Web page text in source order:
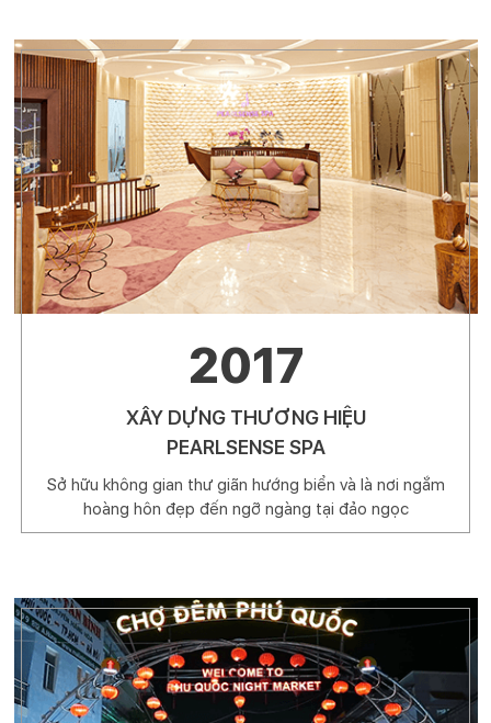
2017
XÂY DỰNG THƯƠNG HIỆU
PEARLSENSE SPA
Sở hữu không gian thư giãn hướng biển và là nơi ngắm
hoàng hôn đẹp đến ngỡ ngàng tại đảo ngọc